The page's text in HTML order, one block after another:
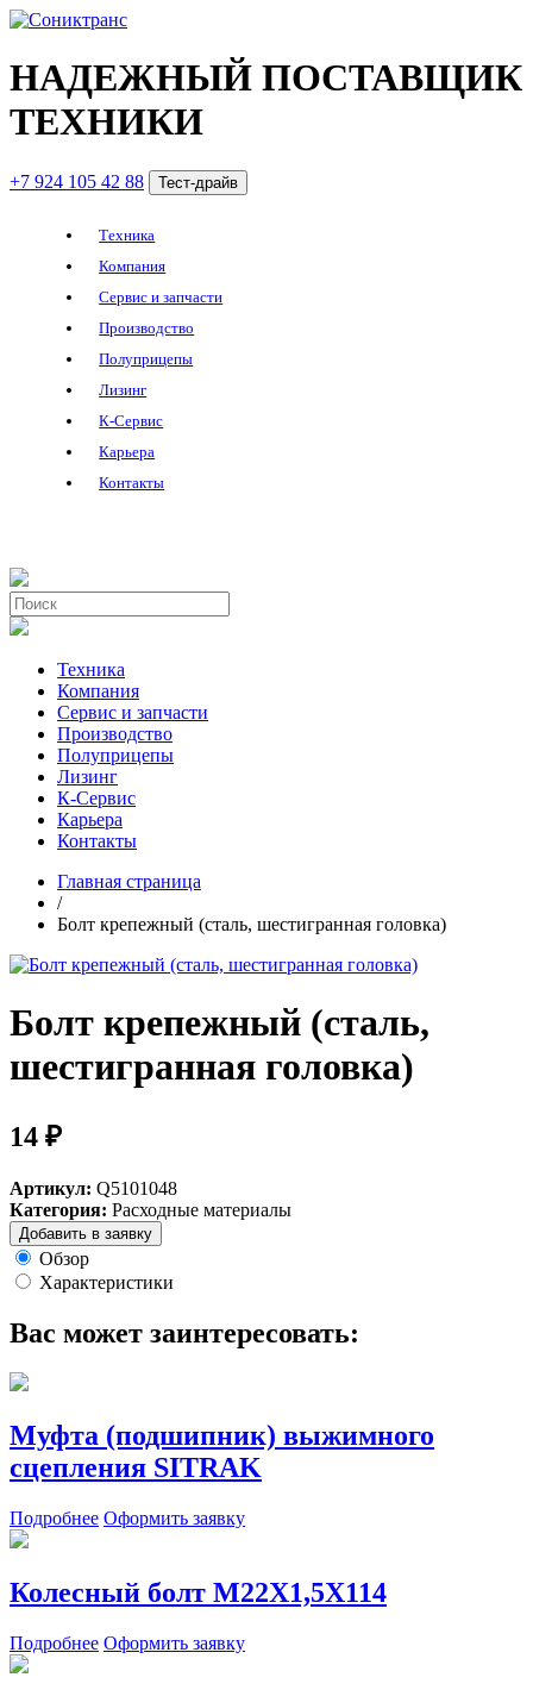
НАДЕЖНЫЙ ПОСТАВЩИК
ТЕХНИКИ
+7 924 105 42 88 Тест-драйв
Техника
Компания
Сервис и запчасти
Производство
Полуприцепы
Лизинг
К-Сервис
Карьера
Контакты
Техника
Компания
Сервис и запчасти
Производство
Полуприцепы
Лизинг
К-Сервис
Карьера
Контакты
Главная страница
/
Болт крепежный (сталь, шестигранная головка)
Болт крепежный (сталь,
шестигранная головка)
14 ₽
Артикул: Q5101048
Категория: Расходные материалы
Добавить в заявку
Обзор
Характеристики
Вас может заинтересовать:
Муфта (подшипник) выжимного
сцепления SITRAK
Подробнее Оформить заявку
Колесный болт M22X1,5X114
Подробнее Оформить заявку